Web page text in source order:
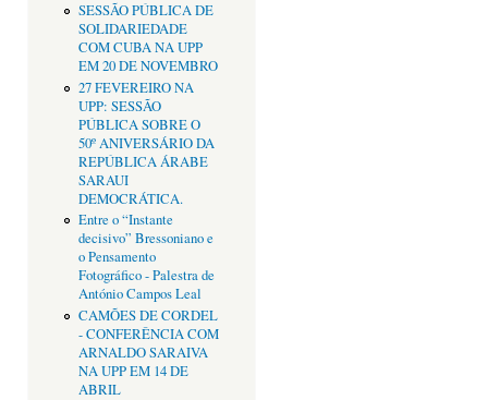
SESSÃO PÚBLICA DE
SOLIDARIEDADE
COM CUBA NA UPP
EM 20 DE NOVEMBRO
27 FEVEREIRO NA
UPP: SESSÃO
PÚBLICA SOBRE O
50º ANIVERSÁRIO DA
REPÚBLICA ÁRABE
SARAUI
DEMOCRÁTICA.
Entre o “Instante
decisivo” Bressoniano e
o Pensamento
Fotográfico - Palestra de
António Campos Leal
CAMÕES DE CORDEL
- CONFERÊNCIA COM
ARNALDO SARAIVA
NA UPP EM 14 DE
ABRIL